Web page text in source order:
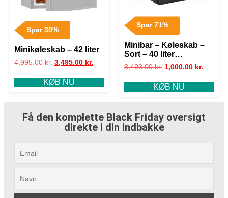
Spar 30%
Minikøleskab – 42 liter
4,995.00kr. 3,495.00 kr.
KØB NU
Spar 71%
Minibar – Køleskab –
Sort – 40 liter
(demomodel)
3,493.00kr. 1,000.00 kr.
KØB NU
Få den komplette Black Friday oversigt
direkte i din indbakke